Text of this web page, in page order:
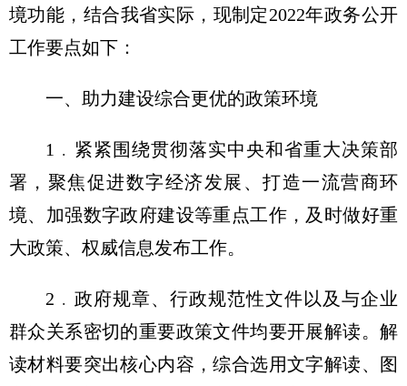
境功能，结合我省实际，现制定2022年政务公开
工作要点如下：
一、助力建设综合更优的政策环境
1﹒紧紧围绕贯彻落实中央和省重大决策部
署，聚焦促进数字经济发展、打造一流营商环
境、加强数字政府建设等重点工作，及时做好重
大政策、权威信息发布工作。
2﹒政府规章、行政规范性文件以及与企业
群众关系密切的重要政策文件均要开展解读。解
读材料要突出核心内容，综合选用文字解读、图